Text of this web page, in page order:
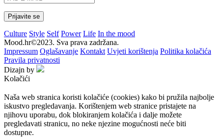
Culture Style Self Power Life In the mood
Mood.hr©2023. Sva prava zadržana.
Impressum Oglašavanje Kontakt Uvjeti korištenja Politika kolačića
Pravila privatnosti
Dizajn by
Kolačići
Naša web stranica koristi kolačiće (cookies) kako bi pružila najbolje
iskustvo pregledavanja. Korištenjem web stranice pristajete na
njihovu uporabu, dok blokiranjem kolačića i dalje možete
pregledavati stranicu, no neke njezine mogućnosti neće biti
dostupne.